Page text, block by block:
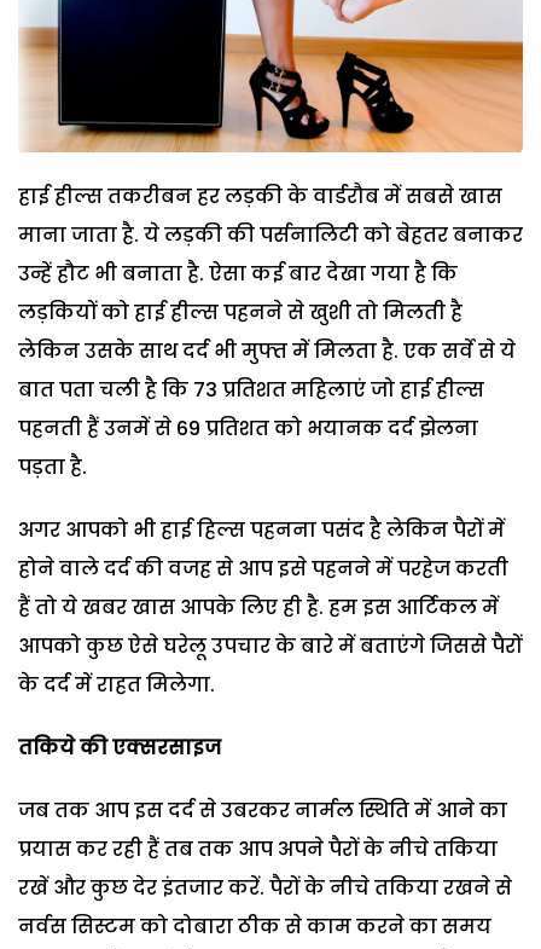
हाई हील्स तकरीबन हर लड़की के वार्डरौब में सबसे खास
माना जाता है. ये लड़की की पर्सनालिटी को बेहतर बनाकर
उन्हें हौट भी बनाता है. ऐसा कई बार देखा गया है कि
लड़कियों को हाई हील्स पहनने से खुशी तो मिलती है
लेकिन उसके साथ दर्द भी मुफ्त में मिलता है. एक सर्वे से ये
बात पता चली है कि 73 प्रतिशत महिलाएं जो हाई हील्स
पहनती हैं उनमें से 69 प्रतिशत को भयानक दर्द झेलना
पड़ता है.
अगर आपको भी हाई हिल्स पहनना पसंद है लेकिन पैरों में
होने वाले दर्द की वजह से आप इसे पहनने में परहेज करती
हैं तो ये खबर खास आपके लिए ही है. हम इस आर्टिकल में
आपको कुछ ऐसे घरेलू उपचार के बारे में बताएंगे जिससे पैरों
के दर्द में राहत मिलेगा.
तकिये की एक्सरसाइज
जब तक आप इस दर्द से उबरकर नार्मल स्थिति में आने का
प्रयास कर रही हैं तब तक आप अपने पैरों के नीचे तकिया
रखें और कुछ देर इंतजार करें. पैरों के नीचे तकिया रखने से
नर्वस सिस्टम को दोबारा ठीक से काम करने का समय